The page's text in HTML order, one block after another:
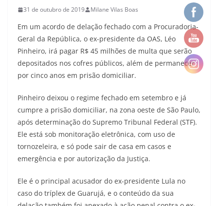
31 de outubro de 2019 Milane Vilas Boas
Em um acordo de delação fechado com a Procuradoria-
Geral da República, o ex-presidente da OAS, Léo
Pinheiro, irá pagar R$ 45 milhões de multa que serão
depositados nos cofres públicos, além de permanecer
por cinco anos em prisão domiciliar.
Pinheiro deixou o regime fechado em setembro e já
cumpre a prisão domiciliar, na zona oeste de São Paulo,
após determinação do Supremo Tribunal Federal (STF).
Ele está sob monitoração eletrônica, com uso de
tornozeleira, e só pode sair de casa em casos e
emergência e por autorização da Justiça.
Ele é o principal acusador do ex-presidente Lula no
caso do tríplex de Guarujá, e o conteúdo da sua